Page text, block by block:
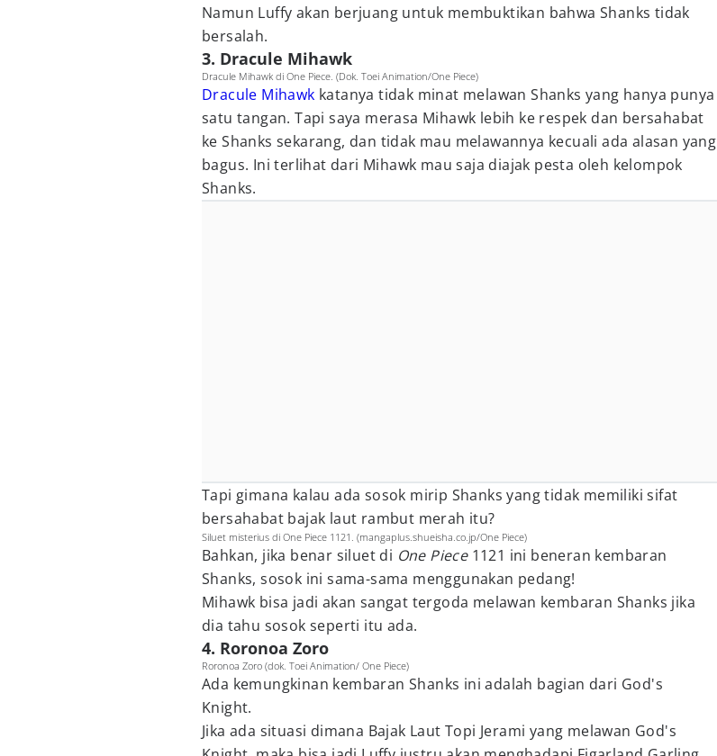
Namun Luffy akan berjuang untuk membuktikan bahwa Shanks tidak
bersalah.
3. Dracule Mihawk
Dracule Mihawk di One Piece. (Dok. Toei Animation/One Piece)
Dracule Mihawk katanya tidak minat melawan Shanks yang hanya punya
satu tangan. Tapi saya merasa Mihawk lebih ke respek dan bersahabat
ke Shanks sekarang, dan tidak mau melawannya kecuali ada alasan yang
bagus. Ini terlihat dari Mihawk mau saja diajak pesta oleh kelompok
Shanks.
Tapi gimana kalau ada sosok mirip Shanks yang tidak memiliki sifat
bersahabat bajak laut rambut merah itu?
Siluet misterius di One Piece 1121. (mangaplus.shueisha.co.jp/One Piece)
Bahkan, jika benar siluet di One Piece 1121 ini beneran kembaran
Shanks, sosok ini sama-sama menggunakan pedang!
Mihawk bisa jadi akan sangat tergoda melawan kembaran Shanks jika
dia tahu sosok seperti itu ada.
4. Roronoa Zoro
Roronoa Zoro (dok. Toei Animation/ One Piece)
Ada kemungkinan kembaran Shanks ini adalah bagian dari God's
Knight.
Jika ada situasi dimana Bajak Laut Topi Jerami yang melawan God's